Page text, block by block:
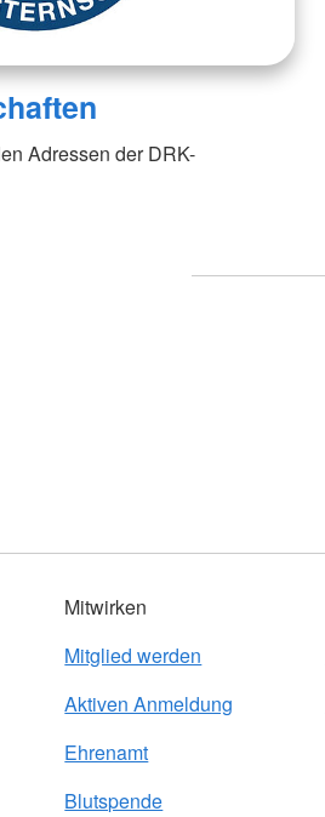
Adressen der DRK-
Mitwirken
Mitglied werden
Aktiven Anmeldung
Ehrenamt
Blutspende